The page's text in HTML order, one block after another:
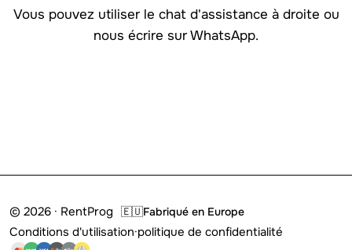
Vous pouvez utiliser le chat d'assistance à droite ou
nous écrire sur WhatsApp.
© 2026 · RentProg 🇪🇺Fabriqué en Europe
Conditions d'utilisation·politique de confidentialité